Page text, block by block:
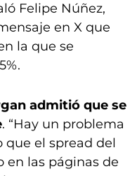
Felipe Núñez,
en X que
la que se
admitió que se
. “Hay un problema
que el spread del
en las páginas de